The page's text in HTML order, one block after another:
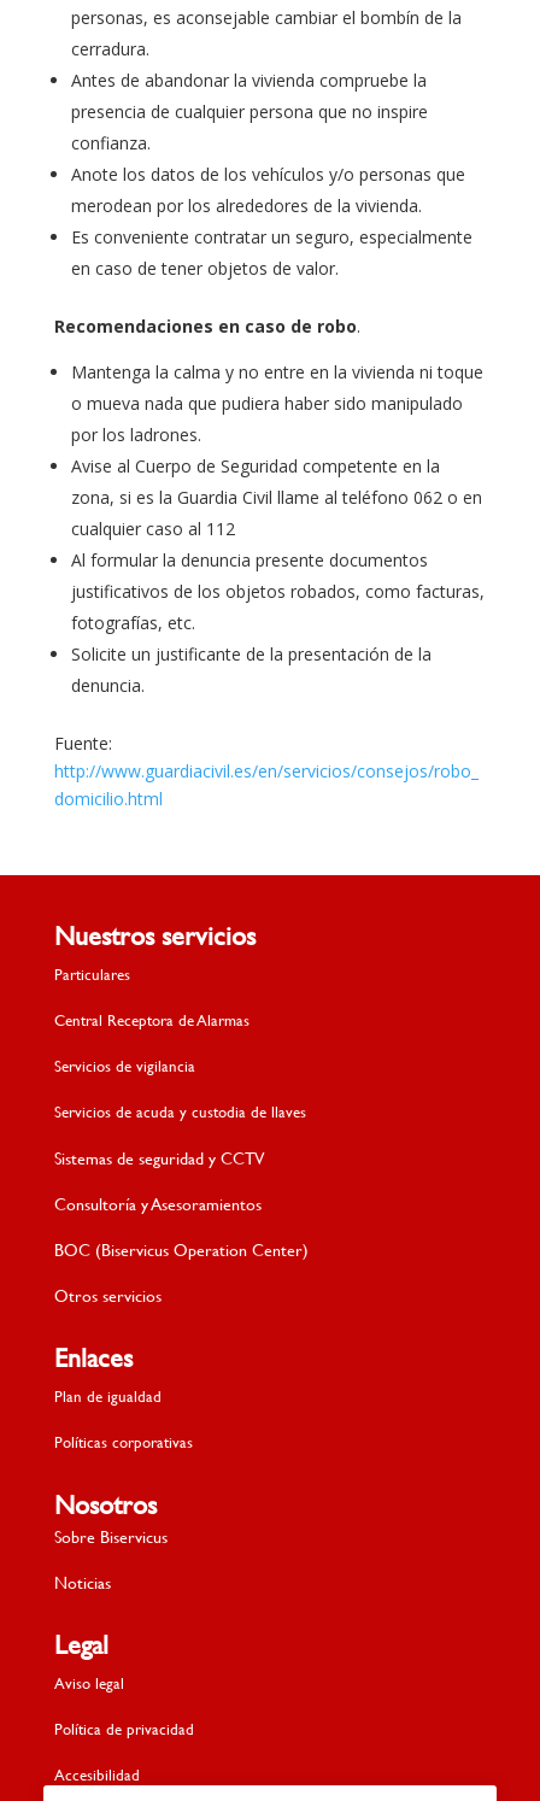
personas, es aconsejable cambiar el bombín de la
cerradura.
Antes de abandonar la vivienda compruebe la
presencia de cualquier persona que no inspire
confianza.
Anote los datos de los vehículos y/o personas que
merodean por los alrededores de la vivienda.
Es conveniente contratar un seguro, especialmente
en caso de tener objetos de valor.
Recomendaciones en caso de robo.
Mantenga la calma y no entre en la vivienda ni toque
o mueva nada que pudiera haber sido manipulado
por los ladrones.
Avise al Cuerpo de Seguridad competente en la
zona, si es la Guardia Civil llame al teléfono 062 o en
cualquier caso al 112
Al formular la denuncia presente documentos
justificativos de los objetos robados, como facturas,
fotografías, etc.
Solicite un justificante de la presentación de la
denuncia.
Fuente:
http://www.guardiacivil.es/en/servicios/consejos/robo_
domicilio.html
Nuestros servicios
Particulares
Central Receptora de Alarmas
Servicios de vigilancia
Servicios de acuda y custodia de llaves
Sistemas de seguridad y CCTV
Consultoría y Asesoramientos
BOC (Biservicus Operation Center)
Otros servicios
Enlaces
Plan de igualdad
Políticas corporativas
Nosotros
Sobre Biservicus
Noticias
Legal
Aviso legal
Política de privacidad
Accesibilidad